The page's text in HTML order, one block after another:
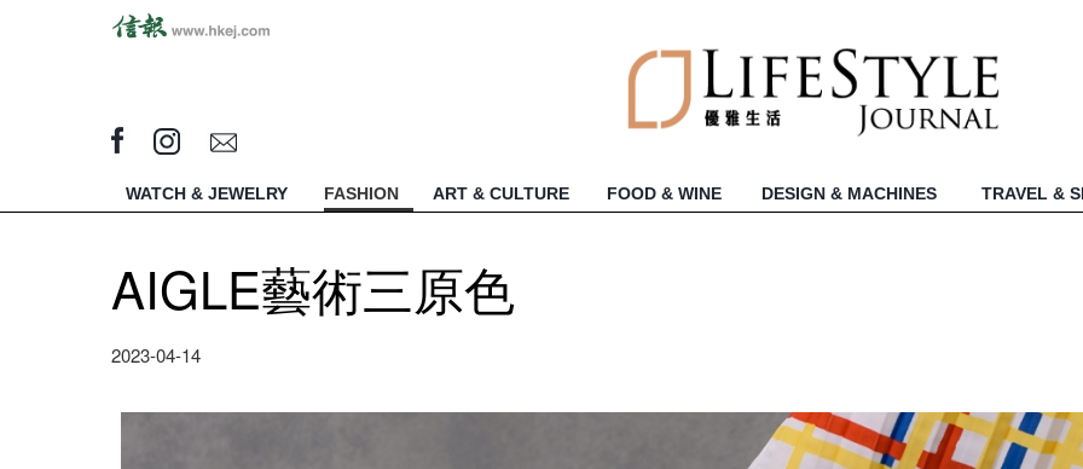
WATCH & JEWELRY FASHION ART & CULTURE FOOD & WINE DESIGN & MACHINES TRAVEL &
AIGLE藝術三原色
2023-04-14